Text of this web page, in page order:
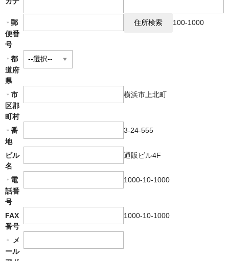
＊ 郵
便番
号
100-1000
＊ 都
道府
県
＊ 市
区郡
町村
横浜市上北町
＊ 番
地
3-24-555
ビル
名
通販ビル4F
＊ 電
話番
号
1000-10-1000
FAX
番号
1000-10-1000
＊
メ
ール